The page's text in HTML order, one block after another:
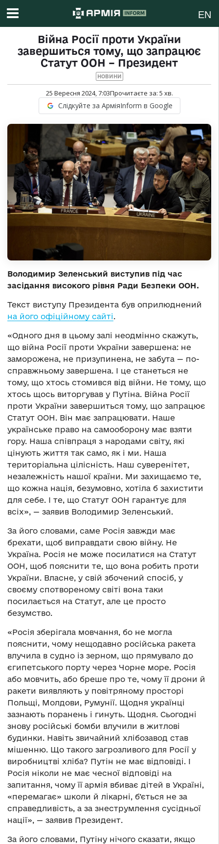
EN
Війна Росії проти України
завершиться тому, що запрацює
Статут ООН – Президент
НОВИНИ
25 Вересня 2024, 7:03Прочитаєте за: 5 хв.
Слідкуйте за АрміяInform в Google
Володимир Зеленський виступив під час
засідання високого рівня Ради Безпеки ООН.
Текст виступу Президента був оприлюднений
на його офіційному сайті
«Одного дня в цьому залі неодмінно скажуть,
що війна Росії проти України завершена: не
заморожена, не призупинена, не забута — по-
справжньому завершена. І це станеться не
тому, що хтось стомився від війни. Не тому, що
хтось щось виторгував у Путіна. Війна Росії
проти України завершиться тому, що запрацює
Статут ООН. Він має запрацювати. Наше
українське право на самооборону має взяти
гору. Наша співпраця з народами світу, які
цінують життя так само, як і ми. Наша
територіальна цілісність. Наш суверенітет,
незалежність нашої країни. Ми захищаємо те,
що кожна нація, безумовно, хотіла б захистити
для себе. І те, що Статут ООН гарантує для
всіх», — заявив Володимир Зеленський.
За його словами, саме Росія завжди має
брехати, щоб виправдати свою війну. Не
Україна. Росія не може посилатися на Статут
ООН, щоб пояснити те, що вона робить проти
України. Власне, у свій збочений спосіб, у
своєму спотвореному світі вона таки
посилається на Статут, але це просто
безумство.
«Росія зберігала мовчання, бо не могла
пояснити, чому нещодавно російська ракета
влучила в судно із зерном, що прямувало до
єгипетського порту через Чорне море. Росія
або мовчить, або бреше про те, чому її дрони й
ракети виявляють у повітряному просторі
Польщі, Молдови, Румунії. Щодня українці
зазнають поранень і гинуть. Щодня. Сьогодні
знову російські бомби влучили в житлові
будинки. Навіть звичайний хлібозавод став
мішенню. Що такого загрозливого для Росії у
виробництві хліба? Путін не має відповіді. І
Росія ніколи не має чесної відповіді на
запитання, чому її армія вбиває дітей в Україні,
«перемагає» школи й лікарні, б’ється не за
справедливість, а за знеструмлення сусідньої
нації», — заявив Президент.
За його словами, Путіну нічого сказати, якщо